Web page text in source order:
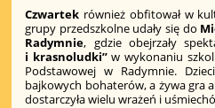
Czwartek również obfitował w
grupy przedszkolne udały się do
Radymnie, gdzie obejrzały
i krasnoludki”w wykonaniu
Podstawowej w Radymnie.
bajkowych bohaterów, a żywa gra
dostarczyła wielu wrażeń i